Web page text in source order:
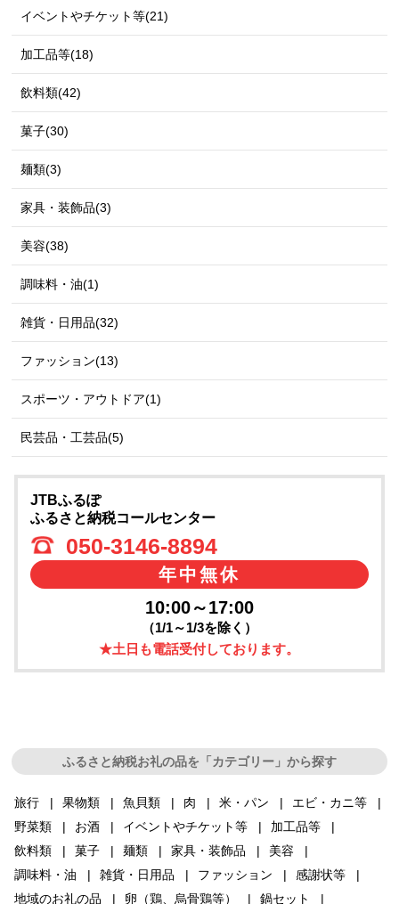
イベントやチケット等(21)
加工品等(18)
飲料類(42)
菓子(30)
麺類(3)
家具・装飾品(3)
美容(38)
調味料・油(1)
雑貨・日用品(32)
ファッション(13)
スポーツ・アウトドア(1)
民芸品・工芸品(5)
JTBふるぽ
ふるさと納税コールセンター
050-3146-8894
年中無休
10:00～17:00
（1/1～1/3を除く）
★土日も電話受付しております。
ふるさと納税お礼の品を「カテゴリー」から探す
旅行 果物類 魚貝類 肉 米・パン
エビ・カニ等
野菜類
お酒 イベントやチケット等
加工品等
飲料類
菓子 麺類 家具・装飾品
美容
調味料・油
雑貨・日用品 ファッション
感謝状等
地域のお礼の品
卵（鶏、烏骨鶏等）
鍋セット